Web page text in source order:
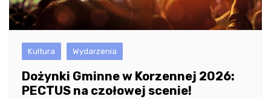
Kultura Wydarzenia
Dożynki Gminne w Korzennej 2026:
PECTUS na czołowej scenie!